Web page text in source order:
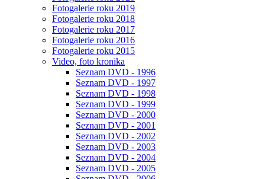
Fotogalerie roku 2019
Fotogalerie roku 2018
Fotogalerie roku 2017
Fotogalerie roku 2016
Fotogalerie roku 2015
Video, foto kronika
Seznam DVD - 1996
Seznam DVD - 1997
Seznam DVD - 1998
Seznam DVD - 1999
Seznam DVD - 2000
Seznam DVD - 2001
Seznam DVD - 2002
Seznam DVD - 2003
Seznam DVD - 2004
Seznam DVD - 2005